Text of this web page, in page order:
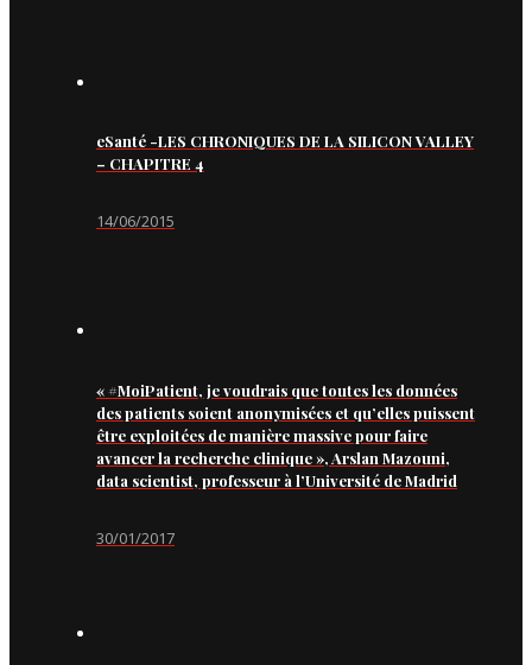
eSanté -LES CHRONIQUES DE LA SILICON VALLEY
– CHAPITRE 4
14/06/2015
« #MoiPatient, je voudrais que toutes les données
des patients soient anonymisées et qu’elles puissent
être exploitées de manière massive pour faire
avancer la recherche clinique », Arslan Mazouni,
data scientist, professeur à l’Université de Madrid
30/01/2017